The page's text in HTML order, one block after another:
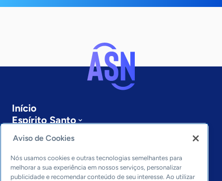
Início
Espírito Santo
Sobre a ASN
Últimas notícias
Entre em contato
Editorias
Aviso de Cookies
Nós usamos cookies e outras tecnologias semelhantes para
melhorar a sua experiência em nossos serviços, personalizar
publicidade e recomendar conteúdo de seu interesse. Ao utilizar